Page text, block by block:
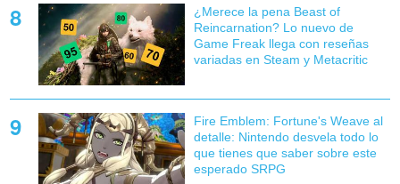
¿Merece la pena Beast of
Reincarnation? Lo nuevo de
Game Freak llega con reseñas
variadas en Steam y Metacritic
Fire Emblem: Fortune's Weave al
detalle: Nintendo desvela todo lo
que tienes que saber sobre este
esperado SRPG